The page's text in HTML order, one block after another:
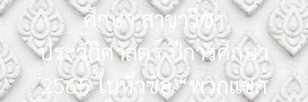
ศึกษา สาขาวิชา
ประวัติศาสตร์ ปีการศึกษา
2565 ในหัวข้อ “พวกแขก